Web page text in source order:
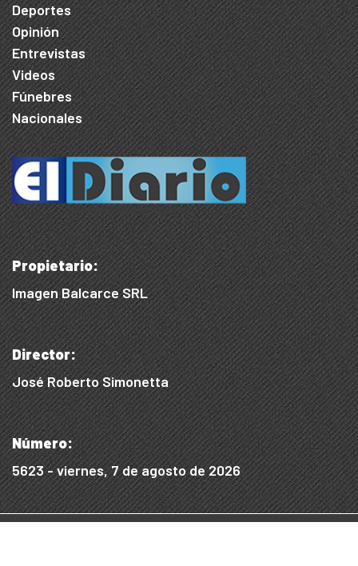
Deportes
Opinión
Entrevistas
Videos
Fúnebres
Nacionales
Propietario:
Imagen Balcarce SRL
Director:
José Roberto Simonetta
Número:
5623 - viernes, 7 de agosto de 2026